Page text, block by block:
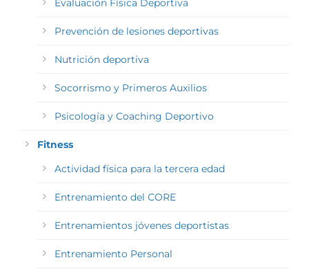
Evaluación Física Deportiva
Prevención de lesiones deportivas
Nutrición deportiva
Socorrismo y Primeros Auxilios
Psicología y Coaching Deportivo
Fitness
Actividad física para la tercera edad
Entrenamiento del CORE
Entrenamientos jóvenes deportistas
Entrenamiento Personal